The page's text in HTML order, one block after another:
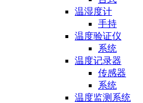
温湿度计
手持
温度验证仪
系统
温度记录器
传感器
系统
温度监测系统